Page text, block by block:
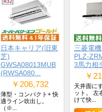
日本キャリア(旧東
芝)
GWSA08013MUB
(RWSA080...
￥206,732
薄型・コンパクト+ 快
適ライン吹出し。
（※...
三菱電機
PLZ-
3馬力相
￥
天井面に
ット。 左
けて快...